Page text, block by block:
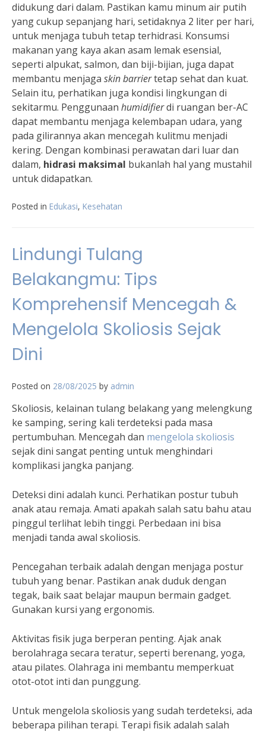
didukung dari dalam. Pastikan kamu minum air putih
yang cukup sepanjang hari, setidaknya 2 liter per hari,
untuk menjaga tubuh tetap terhidrasi. Konsumsi
makanan yang kaya akan asam lemak esensial,
seperti alpukat, salmon, dan biji-bijian, juga dapat
membantu menjaga skin barriertetap sehat dan kuat.
Selain itu, perhatikan juga kondisi lingkungan di
sekitarmu. Penggunaan humidifierdi ruangan ber-AC
dapat membantu menjaga kelembapan udara, yang
pada gilirannya akan mencegah kulitmu menjadi
kering. Dengan kombinasi perawatan dari luar dan
dalam, hidrasi maksimal bukanlah hal yang mustahil
untuk didapatkan.
Posted in Edukasi, Kesehatan
Lindungi Tulang
Belakangmu: Tips
Komprehensif Mencegah &
Mengelola Skoliosis Sejak
Dini
Posted on 28/08/2025 by admin
Skoliosis, kelainan tulang belakang yang melengkung
ke samping, sering kali terdeteksi pada masa
pertumbuhan. Mencegah dan mengelola skoliosis
sejak dini sangat penting untuk menghindari
komplikasi jangka panjang.
Deteksi dini adalah kunci. Perhatikan postur tubuh
anak atau remaja. Amati apakah salah satu bahu atau
pinggul terlihat lebih tinggi. Perbedaan ini bisa
menjadi tanda awal skoliosis.
Pencegahan terbaik adalah dengan menjaga postur
tubuh yang benar. Pastikan anak duduk dengan
tegak, baik saat belajar maupun bermain gadget.
Gunakan kursi yang ergonomis.
Aktivitas fisik juga berperan penting. Ajak anak
berolahraga secara teratur, seperti berenang, yoga,
atau pilates. Olahraga ini membantu memperkuat
otot-otot inti dan punggung.
Untuk mengelola skoliosis yang sudah terdeteksi, ada
beberapa pilihan terapi. Terapi fisik adalah salah